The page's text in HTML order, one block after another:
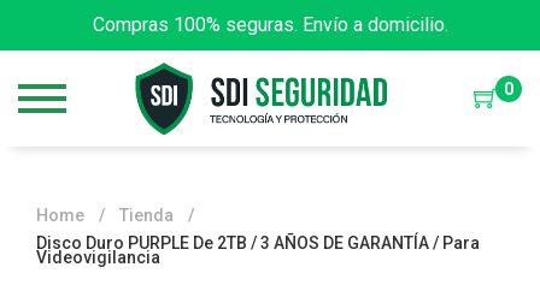
Compras 100% seguras. Envío a domicilio.
0
Home / Tienda
/
Disco Duro PURPLE De 2TB / 3 AÑOS DE GARANTÍA / Para
Videovigilancia